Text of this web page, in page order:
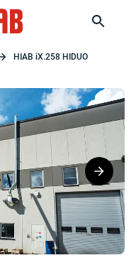
HIAB iX.258 HIDUO